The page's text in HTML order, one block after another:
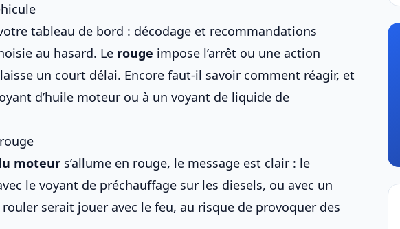
tableau de bord : décodage et recommandations
au hasard. Le rouge impose l’arrêt ou une action
un court délai. Encore faut-il savoir comment réagir, et
d’huile moteur ou à un voyant de liquide de
moteur s’allume en rouge, le message est clair : le
le voyant de préchauffage sur les diesels, ou avec un
serait jouer avec le feu, au risque de provoquer des